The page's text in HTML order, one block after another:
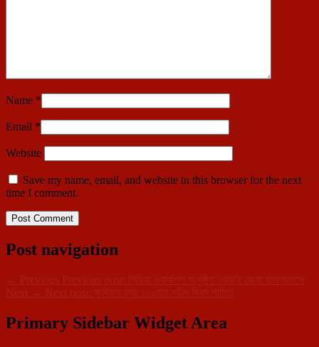
Name *
Email *
Website
Save my name, email, and website in this browser for the next
time I comment.
Post navigation
← Previous Previous post:
মিডিয়া ওয়ার্কশপ অনুষ্ঠিত খোয়াই জেলা হাসপাতালে
Next → Next post: ক্ষুদিরাম বসুর ১০৯তম শহীদ দিবস পালিত
Primary Sidebar Widget Area